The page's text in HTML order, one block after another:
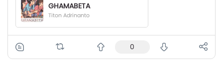
GHAMABETA
Titon Adrinanto
0